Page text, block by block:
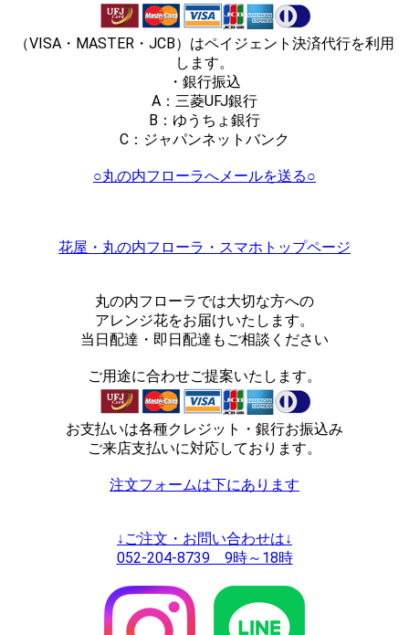
（VISA・MASTER・JCB）はペイジェント決済代行を利用
します。
・銀行振込
A：三菱UFJ銀行
B：ゆうちょ銀行
C：ジャパンネットバンク
○丸の内フローラへメールを送る○
花屋・丸の内フローラ・スマホトップページ
丸の内フローラでは大切な方への
アレンジ花をお届けいたします。
当日配達・即日配達もご相談ください
ご用途に合わせご提案いたします。
お支払いは各種クレジット・銀行お振込み
ご来店支払いに対応しております。
注文フォームは下にあります
↓ご注文・お問い合わせは↓
052-204-8739 9時～18時